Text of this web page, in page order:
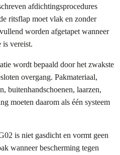
afdichtingsprocedures
ritsflap moet vlak en zonder
worden afgetapet wanneer
is vereist.
wordt bepaald door het zwakste
overgang. Pakmateriaal,
buitenhandschoenen, laarzen,
moeten daarom als één systeem
is niet gasdicht en vormt geen
wanneer bescherming tegen